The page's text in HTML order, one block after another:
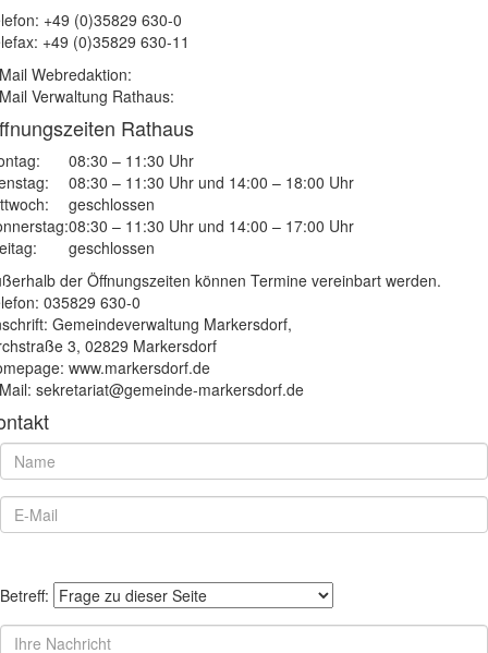
+49 (0)35829 630-0
+49 (0)35829 630-11
Webredaktion:
Verwaltung Rathaus:
Rathaus
08:30 – 11:30 Uhr
08:30 – 11:30 Uhr und 14:00 – 18:00 Uhr
geschlossen
08:30 – 11:30 Uhr und 14:00 – 17:00 Uhr
geschlossen
der Öffnungszeiten können Termine vereinbart werden.
035829 630-0
Gemeindeverwaltung Markersdorf,
3, 02829 Markersdorf
www.markersdorf.de
sekretariat@gemeinde-markersdorf.de
Betreff: